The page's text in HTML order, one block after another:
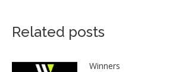
Related posts
Winners